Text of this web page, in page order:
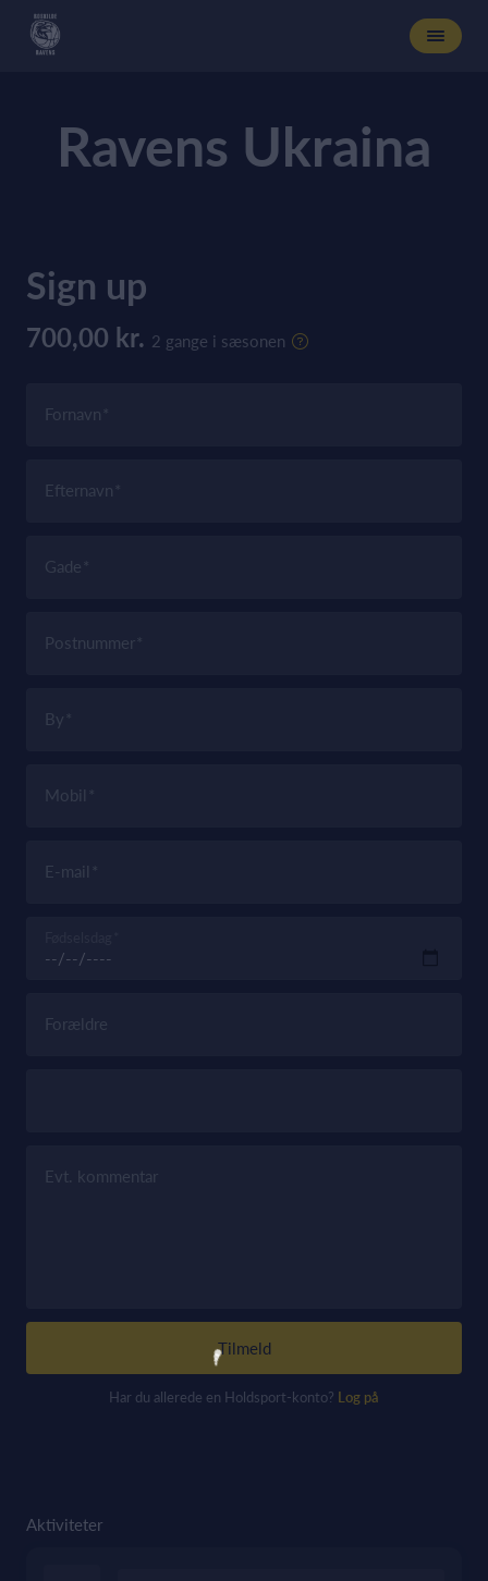
Ravens Ukraina
Sign up
700,00 kr. 2 gange i sæsonen
Fornavn
Efternavn
Gade
Postnummer
By
Mobil
E-mail
Forældre
Evt. kommentar
Tilmeld
Har du allerede en Holdsport-konto? Log på
Aktiviteter